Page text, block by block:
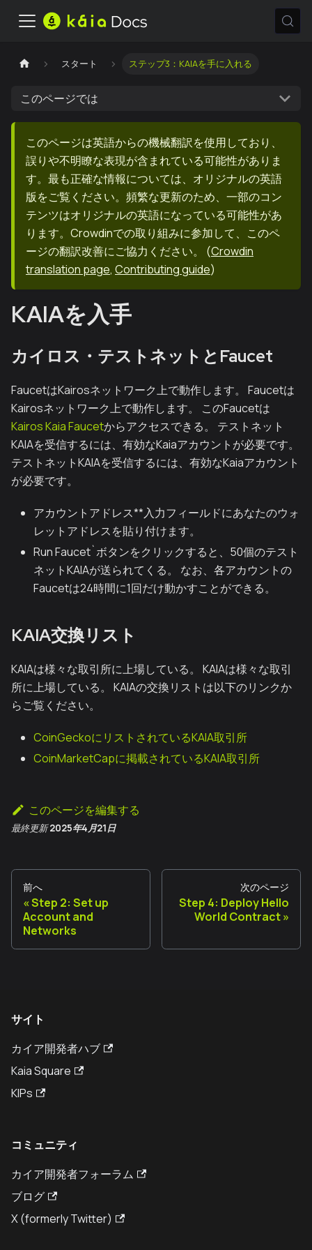
スタート ステップ3：KAIAを手に入れる
このページでは
このページは英語からの機械翻訳を使用しており、
誤りや不明瞭な表現が含まれている可能性がありま
す。最も正確な情報については、オリジナルの英語
版をご覧ください。頻繁な更新のため、一部のコン
テンツはオリジナルの英語になっている可能性があ
ります。Crowdinでの取り組みに参加して、このペ
ージの翻訳改善にご協力ください。
(Crowdin
translation page, Contributing guide)
KAIAを入手
カイロス・テストネットとFaucet
FaucetはKairosネットワーク上で動作します。 Faucetは
Kairosネットワーク上で動作します。 このFaucetは
Kairos Kaia Faucetからアクセスできる。 テストネット
KAIAを受信するには、有効なKaiaアカウントが必要です。
テストネットKAIAを受信するには、有効なKaiaアカウント
が必要です。
アカウントアドレス**入力フィールドにあなたのウォ
レットアドレスを貼り付けます。
Run Faucet`ボタンをクリックすると、50個のテスト
ネットKAIAが送られてくる。 なお、各アカウントの
Faucetは24時間に1回だけ動かすことができる。
KAIA交換リスト
KAIAは様々な取引所に上場している。 KAIAは様々な取引
所に上場している。 KAIAの交換リストは以下のリンクか
らご覧ください。
CoinGeckoにリストされているKAIA取引所
CoinMarketCapに掲載されているKAIA取引所
このページを編集する
最終更新 2025年4月21日
前へ
Step 2: Set up
Account and
Networks
次のページ
Step 4: Deploy Hello
World Contract
サイト
カイア開発者ハブ
Kaia Square
KIPs
コミュニティ
カイア開発者フォーラム
ブログ
X (formerly Twitter)